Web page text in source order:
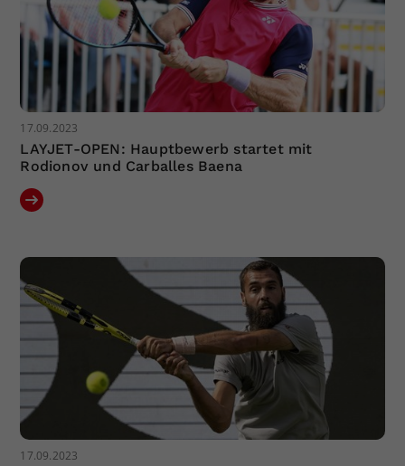
17.09.2023
LAYJET-OPEN: Hauptbewerb startet mit
Rodionov und Carballes Baena
17.09.2023